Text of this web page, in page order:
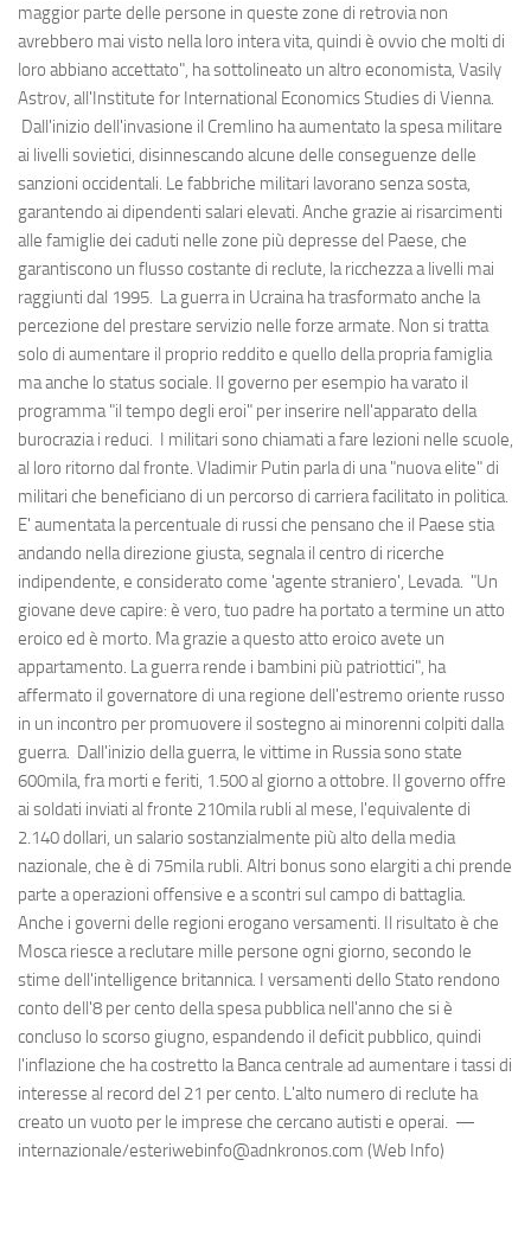
maggior parte delle persone in queste zone di retrovia non
avrebbero mai visto nella loro intera vita, quindi è ovvio che molti di
loro abbiano accettato", ha sottolineato un altro economista, Vasily
Astrov, all'Institute for International Economics Studies di Vienna.
Dall'inizio dell'invasione il Cremlino ha aumentato la spesa militare
ai livelli sovietici, disinnescando alcune delle conseguenze delle
sanzioni occidentali. Le fabbriche militari lavorano senza sosta,
garantendo ai dipendenti salari elevati. Anche grazie ai risarcimenti
alle famiglie dei caduti nelle zone più depresse del Paese, che
garantiscono un flusso costante di reclute, la ricchezza a livelli mai
raggiunti dal 1995. La guerra in Ucraina ha trasformato anche la
percezione del prestare servizio nelle forze armate. Non si tratta
solo di aumentare il proprio reddito e quello della propria famiglia
ma anche lo status sociale. Il governo per esempio ha varato il
programma "il tempo degli eroi" per inserire nell'apparato della
burocrazia i reduci. I militari sono chiamati a fare lezioni nelle scuole,
al loro ritorno dal fronte. Vladimir Putin parla di una "nuova elite" di
militari che beneficiano di un percorso di carriera facilitato in politica.
E' aumentata la percentuale di russi che pensano che il Paese stia
andando nella direzione giusta, segnala il centro di ricerche
indipendente, e considerato come 'agente straniero', Levada. "Un
giovane deve capire: è vero, tuo padre ha portato a termine un atto
eroico ed è morto. Ma grazie a questo atto eroico avete un
appartamento. La guerra rende i bambini più patriottici", ha
affermato il governatore di una regione dell'estremo oriente russo
in un incontro per promuovere il sostegno ai minorenni colpiti dalla
guerra. Dall'inizio della guerra, le vittime in Russia sono state
600mila, fra morti e feriti, 1.500 al giorno a ottobre. Il governo offre
ai soldati inviati al fronte 210mila rubli al mese, l'equivalente di
2.140 dollari, un salario sostanzialmente più alto della media
nazionale, che è di 75mila rubli. Altri bonus sono elargiti a chi prende
parte a operazioni offensive e a scontri sul campo di battaglia.
Anche i governi delle regioni erogano versamenti. Il risultato è che
Mosca riesce a reclutare mille persone ogni giorno, secondo le
stime dell'intelligence britannica. I versamenti dello Stato rendono
conto dell'8 per cento della spesa pubblica nell'anno che si è
concluso lo scorso giugno, espandendo il deficit pubblico, quindi
l'inflazione che ha costretto la Banca centrale ad aumentare i tassi di
interesse al record del 21 per cento. L'alto numero di reclute ha
creato un vuoto per le imprese che cercano autisti e operai. —
internazionale/esteriwebinfo@adnkronos.com (Web Info)